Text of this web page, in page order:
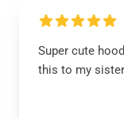
Super cute
this to my